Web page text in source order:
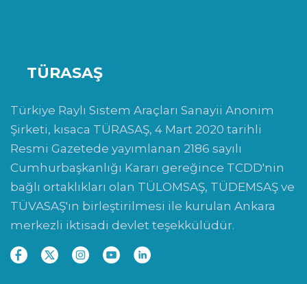
TÜRASAŞ
Türkiye Raylı Sistem Araçları Sanayii Anonim
Şirketi, kısaca TÜRASAŞ, 4 Mart 2020 tarihli
Resmi Gazetede yayımlanan 2186 sayılı
Cumhurbaşkanlığı Kararı gereğince TCDD'nin
bağlı ortaklıkları olan TÜLOMSAŞ, TÜDEMSAŞ ve
TÜVASAŞ'ın birleştirilmesi ile kurulan Ankara
merkezli iktisadi devlet teşekkülüdür.